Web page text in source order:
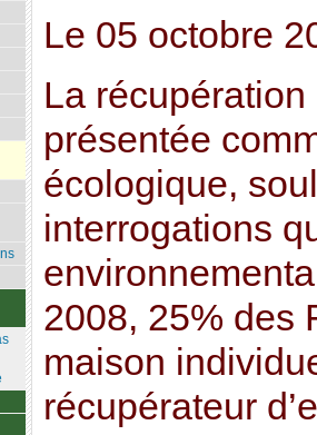
Le 05 octobre
La
présentée
écologique,
interrogations
2008, 25% des
maison
récupérateur